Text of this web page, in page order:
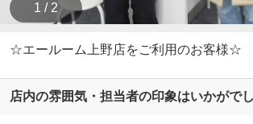
1 / 2
☆エールーム上野店をご利用のお客様☆
店内の雰囲気・担当者の印象はいかがで